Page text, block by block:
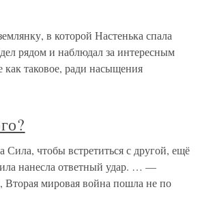
в которой Настенька спала
рядом и наблюдал за интересным
как таковое, ради насыщения
чтобы встретиться с другой, ещё
нанесла ответный удар. … —
мировая война пошла не по